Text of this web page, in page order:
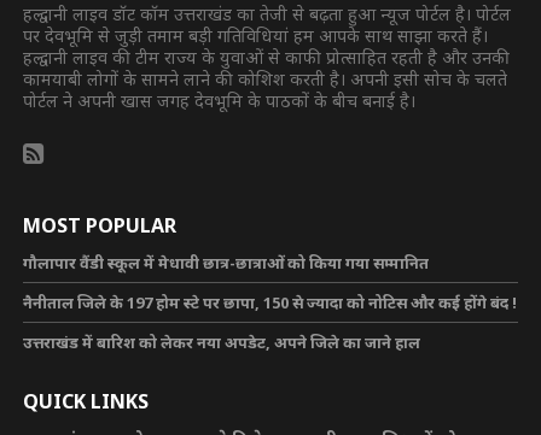
हल्द्वानी लाइव डॉट कॉम उत्तराखंड का तेजी से बढ़ता हुआ न्यूज पोर्टल है। पोर्टल
पर देवभूमि से जुड़ी तमाम बड़ी गतिविधियां हम आपके साथ साझा करते हैं।
हल्द्वानी लाइव की टीम राज्य के युवाओं से काफी प्रोत्साहित रहती है और उनकी
कामयाबी लोगों के सामने लाने की कोशिश करती है। अपनी इसी सोच के चलते
पोर्टल ने अपनी खास जगह देवभूमि के पाठकों के बीच बनाई है।
MOST POPULAR
गौलापार वैंडी स्कूल में मेधावी छात्र-छात्राओं को किया गया सम्मानित
नैनीताल जिले के 197 होम स्टे पर छापा, 150 से ज्यादा को नोटिस और कई होंगे बंद !
उत्तराखंड में बारिश को लेकर नया अपडेट, अपने जिले का जाने हाल
QUICK LINKS